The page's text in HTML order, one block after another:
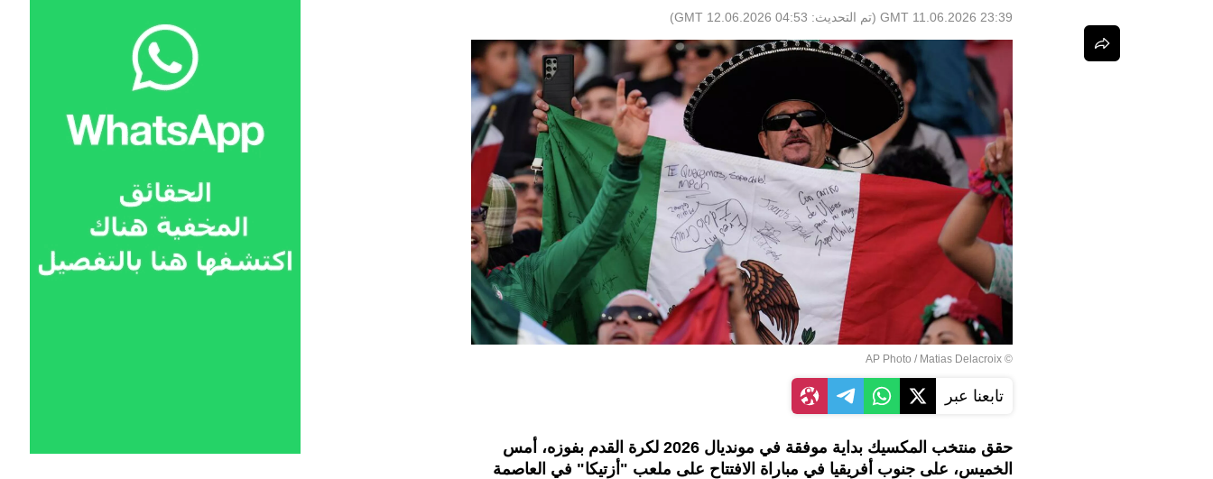
23:39 GMT 11.06.2026 (تم التحديث: 04:53 GMT 12.06.2026
)
© AP Photo / Matias Delacroix
تابعنا عبر
حقق منتخب المكسيك بداية موفقة في مونديال 2026 لكرة القدم بفوزه، أمس
الخميس، على جنوب أفريقيا في مباراة الافتتاح على ملعب "أزتيكا" في العاصمة